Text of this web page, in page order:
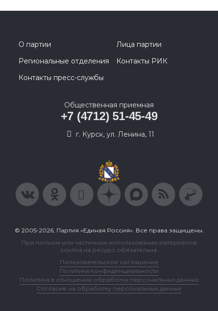
О партии
Лица партии
Региональные отделения
Контакты РИК
Контакты пресс-службы
Общественная приемная
+7 (4712) 51-45-49
г. Курск, ул. Ленина, 11
© 2005-2026, Партия «Единая Россия». Все права защищены.
При полном или частичном использовании материалов
ссылка на ресурс обязательна.
Пользовательское соглашение
Политика конфиденциальности
Политика в отношении обработки персональных данных
Согласие на обработку персональных данных